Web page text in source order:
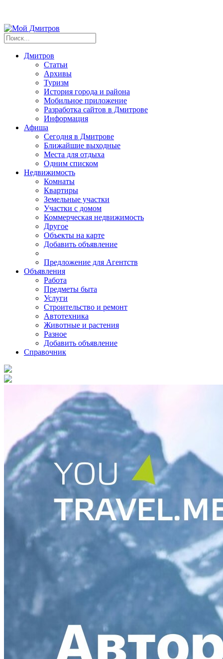
Дмитров
Статьи
Архивы
Туризм
История города и района
Мобильное приложение
Разработка сайтов в Дмитрове
Информация
Афиша
Сегодня в Дмитрове
Ближайшие выходные
Места для отдыха
Одним списком
Недвижимость
Комнаты
Квартиры
Земельные участки
Участки с домом
Коммерческая недвижимость
Другое
Объекты на карте
Добавить объявление
Предложение для Агентств
Объявления
Работа
Предметы быта
Услуги
Строительство и ремонт
Автотехника
Животные и растения
Разное
Добавить объявление
Справочник